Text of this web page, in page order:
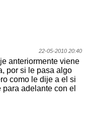
22-05-2010 20:40
anteriormente viene
por si le pasa algo
como le dije a el si
adelante con el